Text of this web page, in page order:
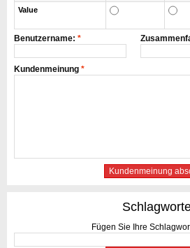
Value
*
Benutzername:
*
Kundenmeinung
Kundenmeinung
Fügen Sie Ihre